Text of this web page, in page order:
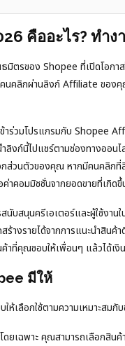
คืออะไร? ทำง
ของ Shopee ที่เปิดโอกาส
คลิกผ่านลิงก์ Affiliate ของคุ
าร่วมโปรแกรมกับ Shopee
ลิงก์นี้ไปแชร์ตามช่องทางอ
นตัวของคุณ หากมีคนคลิกที่ลิ
คอมมิชชั่นจากยอดขายที่เกิดขึ้
นุนครีเอเตอร์และผู้ใช้งานใ
ร้างรายได้จากการแนะนำสิ
คุณชอบให้เพื่อนๆ แล้วได้เงิ
มีให้
เลือกใช้ตามความเหมาะสมกั
ดยเฉพาะ คุณสามารถเลือกสิน